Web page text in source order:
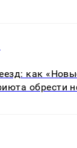
как
обрести